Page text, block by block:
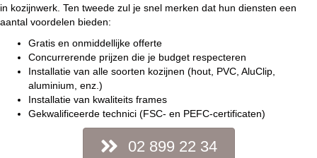
in kozijnwerk. Ten tweede zul je snel merken dat hun diensten een
aantal voordelen bieden:
Gratis en onmiddellijke offerte
Concurrerende prijzen die je budget respecteren
Installatie van alle soorten kozijnen (hout, PVC, AluClip,
aluminium, enz.)
Installatie van kwaliteits frames
Gekwalificeerde technici (FSC- en PEFC-certificaten)
02 899 22 34